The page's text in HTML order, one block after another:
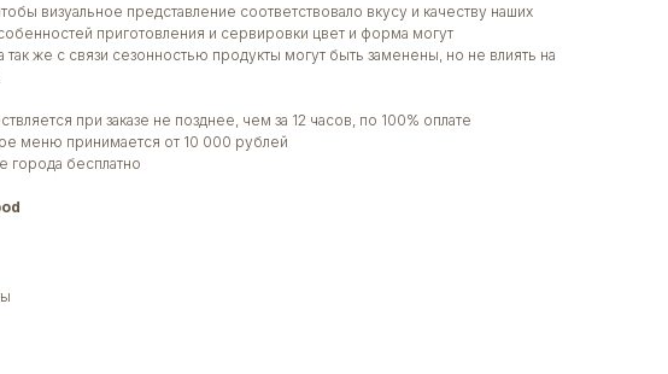
визуальное представление соответствовало вкусу и качеству наших
приготовления и сервировки цвет и форма могут
так же с связи сезонностью продукты могут быть заменены, но не влиять на
при заказе не позднее, чем за 12 часов, по 100% оплате
меню принимается от 10 000 рублей
города бесплатно